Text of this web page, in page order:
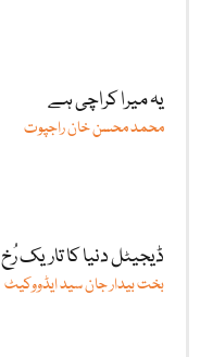
یہ میرا کراچی ہے
محمد محسن خان راجپوت
ڈیجیٹل دنیا کا تاریک رُخ
بخت بیدار جان سید ایڈووکیٹ